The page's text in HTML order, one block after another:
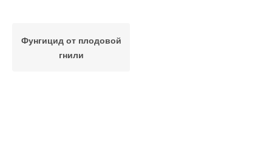
Фунгицид от плодовой
гнили